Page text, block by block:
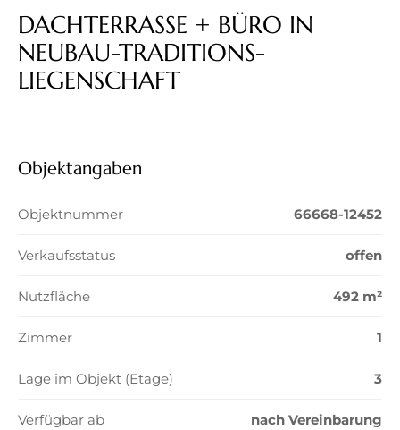
DACHTERRASSE + BÜRO IN
NEUBAU-TRADITIONS-
LIEGENSCHAFT
Objektangaben
Objektnummer 66668-12452
Verkaufsstatus offen
Nutzfläche 492 m²
Zimmer 1
Lage im Objekt (Etage) 3
Verfügbar ab nach Vereinbarung